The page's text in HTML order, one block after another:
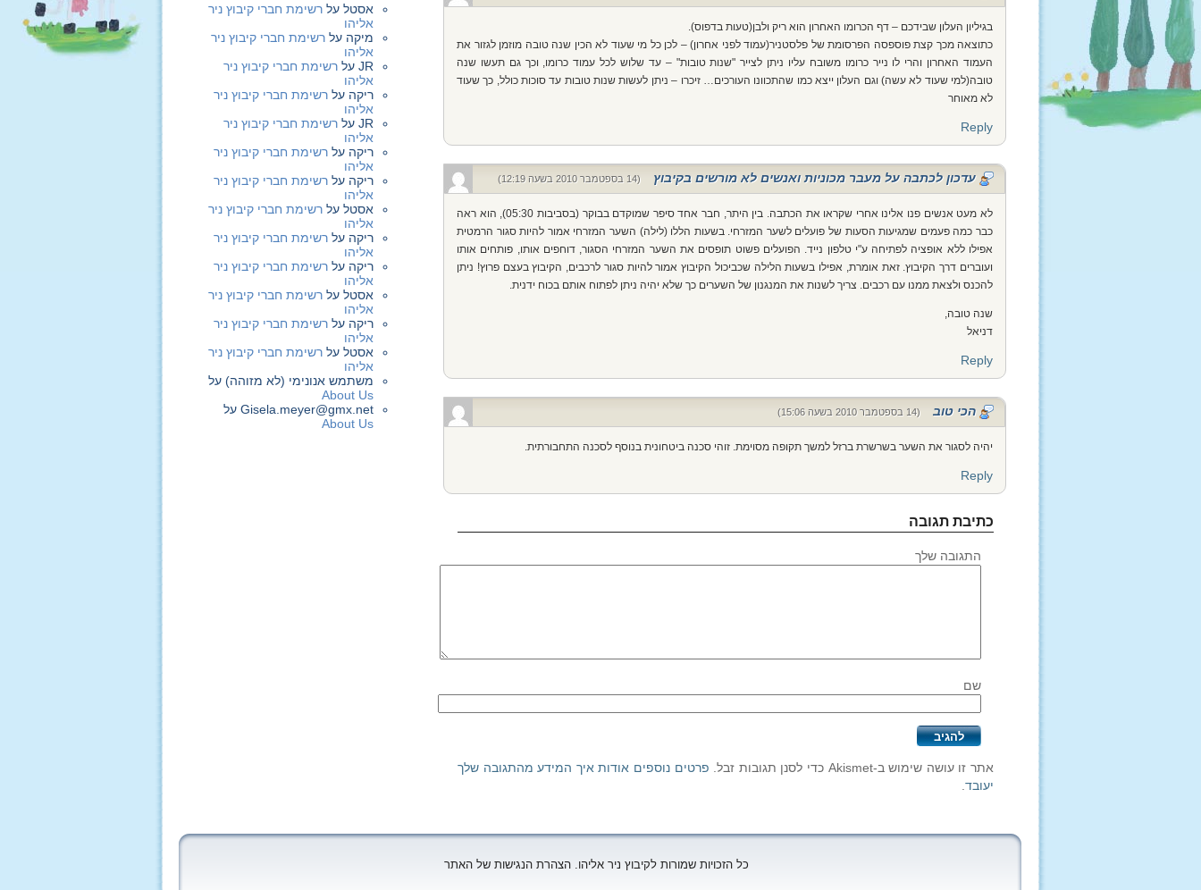
בגיליון העלון שבידכם – דף הכרומו האחרון הוא ריק ולבן(טעות בדפוס).
כתוצאה מכך קצת פוספסה הפרסומת של פלסטניר(עמוד לפני אחרון) – לכן כל מי שעוד לא הכין שנה טובה מוזמן לגזור את
העמוד האחרון והרי לו נייר כרומו משובח עליו ניתן לצייר "שנות טובות" – עד שלוש לכל עמוד כרומו, וכך גם תעשו שנה
טובה(למי שעוד לא עשה) וגם העלון ייצא כמו שהתכוונו העורכים… זיכרו – ניתן לעשות שנות טובות עד סוכות כולל, כך שעוד
לא מאוחר
Reply
עדכון לכתבה על מעבר מכוניות ואנשים לא מורשים בקיבוץ (14 בספטמבר 2010 בשעה 12:19)
לא מעט אנשים פנו אלינו אחרי שקראו את הכתבה. בין היתר, חבר אחד סיפר שמוקדם בבוקר (בסביבות 05:30), הוא ראה
כבר כמה פעמים שמגיעות הסעות של פועלים לשער המזרחי. בשעות הללו (לילה) השער המזרחי אמור להיות סגור הרמטית
אפילו ללא אופציה לפתיחה ע"י טלפון נייד. הפועלים פשוט תופסים את השער המזרחי הסגור, דוחפים אותו, פותחים אותו
ועוברים דרך הקיבוץ. זאת אומרת, אפילו בשעות הלילה שכביכול הקיבוץ אמור להיות סגור לרכבים, הקיבוץ בעצם פרוץ! ניתן
להכנס ולצאת ממנו עם רכבים. צריך לשנות את המנגנון של השערים כך שלא יהיה ניתן לפתוח אותם בכוח ידנית.
שנה טובה,
דניאל
Reply
הכי טוב (14 בספטמבר 2010 בשעה 15:06)
יהיה לסגור את השער בשרשרת ברזל למשך תקופה מסוימת. זוהי סכנה ביטחונית בנוסף לסכנה התחבורתית.
Reply
כתיבת תגובה
התגובה שלך
שם
אתר זו עושה שימוש ב-Akismet כדי לסנן תגובות זבל.
פרטים נוספים אודות איך המידע מהתגובה שלך
יעובד
אסטל על רשימת חברי קיבוץ ניר
אליהו
מיקה על רשימת חברי קיבוץ ניר
אליהו
JR על רשימת חברי קיבוץ ניר
אליהו
ריקה על רשימת חברי קיבוץ ניר
אליהו
JR על רשימת חברי קיבוץ ניר
אליהו
ריקה על רשימת חברי קיבוץ ניר
אליהו
ריקה על רשימת חברי קיבוץ ניר
אליהו
אסטל על רשימת חברי קיבוץ ניר
אליהו
ריקה על רשימת חברי קיבוץ ניר
אליהו
ריקה על רשימת חברי קיבוץ ניר
אליהו
אסטל על רשימת חברי קיבוץ ניר
אליהו
ריקה על רשימת חברי קיבוץ ניר
אליהו
אסטל על רשימת חברי קיבוץ ניר
אליהו
משתמש אנונימי (לא מזוהה) על
About Us
Gisela.meyer@gmx.net על
About Us
כל הזכויות שמורות לקיבוץ ניר אליהו. הצהרת הנגישות של האתר